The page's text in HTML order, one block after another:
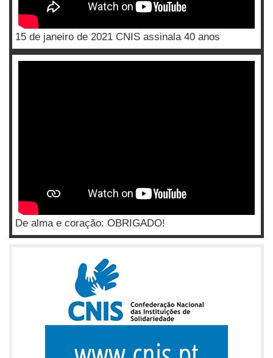
15 de janeiro de 2021 CNIS assinala 40 anos
De alma e coração: OBRIGADO!